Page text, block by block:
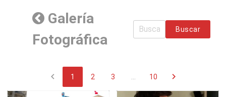
Galería
Fotográfica
Buscar
chevron_left 1 2 3 10 chevron_right